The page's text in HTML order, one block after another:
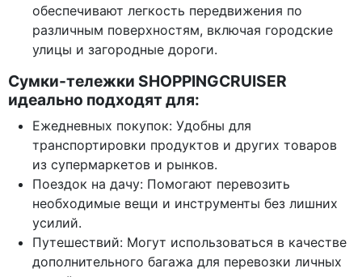
обеспечивают легкость передвижения по
различным поверхностям, включая городские
улицы и загородные дороги.
Сумки-тележки SHOPPINGCRUISER
идеально подходят для:
Ежедневных покупок: Удобны для
транспортировки продуктов и других товаров
из супермаркетов и рынков.
Поездок на дачу: Помогают перевозить
необходимые вещи и инструменты без лишних
усилий.
Путешествий: Могут использоваться в качестве
дополнительного багажа для перевозки личных